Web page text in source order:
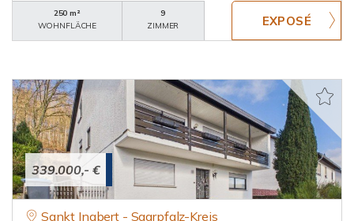
250 m²
WOHNFLÄCHE
9
ZIMMER
339.000,- €
Sankt Ingbert - Saarpfalz-Kreis